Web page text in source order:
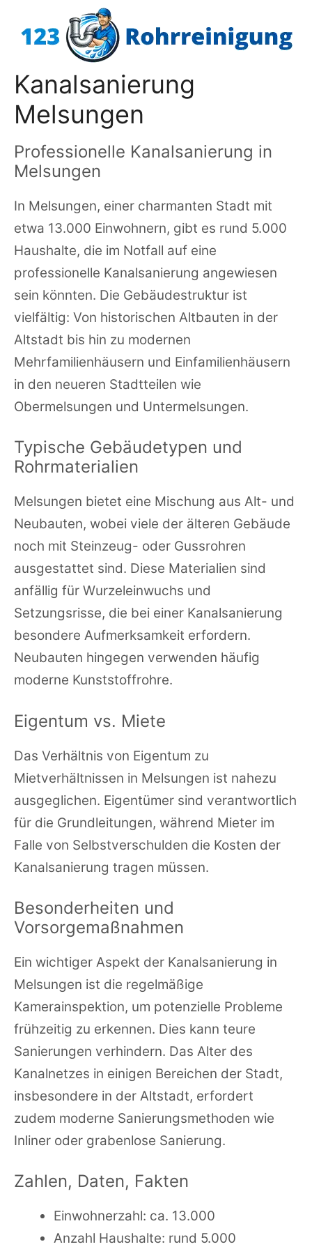
Inhalt
Kanalsanierung
Melsungen
Professionelle Kanalsanierung in
Melsungen
In Melsungen, einer charmanten Stadt mit
etwa 13.000 Einwohnern, gibt es rund 5.000
Haushalte, die im Notfall auf eine
professionelle Kanalsanierung angewiesen
sein könnten. Die Gebäudestruktur ist
vielfältig: Von historischen Altbauten in der
Altstadt bis hin zu modernen
Mehrfamilienhäusern und Einfamilienhäusern
in den neueren Stadtteilen wie
Obermelsungen und Untermelsungen.
Typische Gebäudetypen und
Rohrmaterialien
Melsungen bietet eine Mischung aus Alt- und
Neubauten, wobei viele der älteren Gebäude
noch mit Steinzeug- oder Gussrohren
ausgestattet sind. Diese Materialien sind
anfällig für Wurzeleinwuchs und
Setzungsrisse, die bei einer Kanalsanierung
besondere Aufmerksamkeit erfordern.
Neubauten hingegen verwenden häufig
moderne Kunststoffrohre.
Eigentum vs. Miete
Das Verhältnis von Eigentum zu
Mietverhältnissen in Melsungen ist nahezu
ausgeglichen. Eigentümer sind verantwortlich
für die Grundleitungen, während Mieter im
Falle von Selbstverschulden die Kosten der
Kanalsanierung tragen müssen.
Besonderheiten und
Vorsorgemaßnahmen
Ein wichtiger Aspekt der Kanalsanierung in
Melsungen ist die regelmäßige
Kamerainspektion, um potenzielle Probleme
frühzeitig zu erkennen. Dies kann teure
Sanierungen verhindern. Das Alter des
Kanalnetzes in einigen Bereichen der Stadt,
insbesondere in der Altstadt, erfordert
zudem moderne Sanierungsmethoden wie
Inliner oder grabenlose Sanierung.
Zahlen, Daten, Fakten
Einwohnerzahl: ca. 13.000
Anzahl Haushalte: rund 5.000